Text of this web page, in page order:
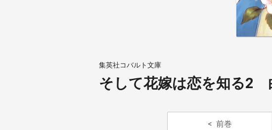
集英社コバルト文庫
そして花嫁は恋を知る2
前巻